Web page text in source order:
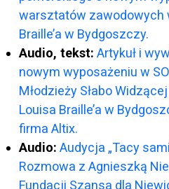
warsztatów zawodowych
Braille’a w Bydgoszczy.
Audio, tekst: Artykuł i
nowym wyposażeniu w
Młodzieży Słabo
Louisa Braille’a w
firma Altix.
Audio: Audycja „Tacy
Rozmowa z Agnieszką
Fundacji Szansa dla